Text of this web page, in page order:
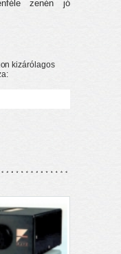
zenén jó
kizárólagos